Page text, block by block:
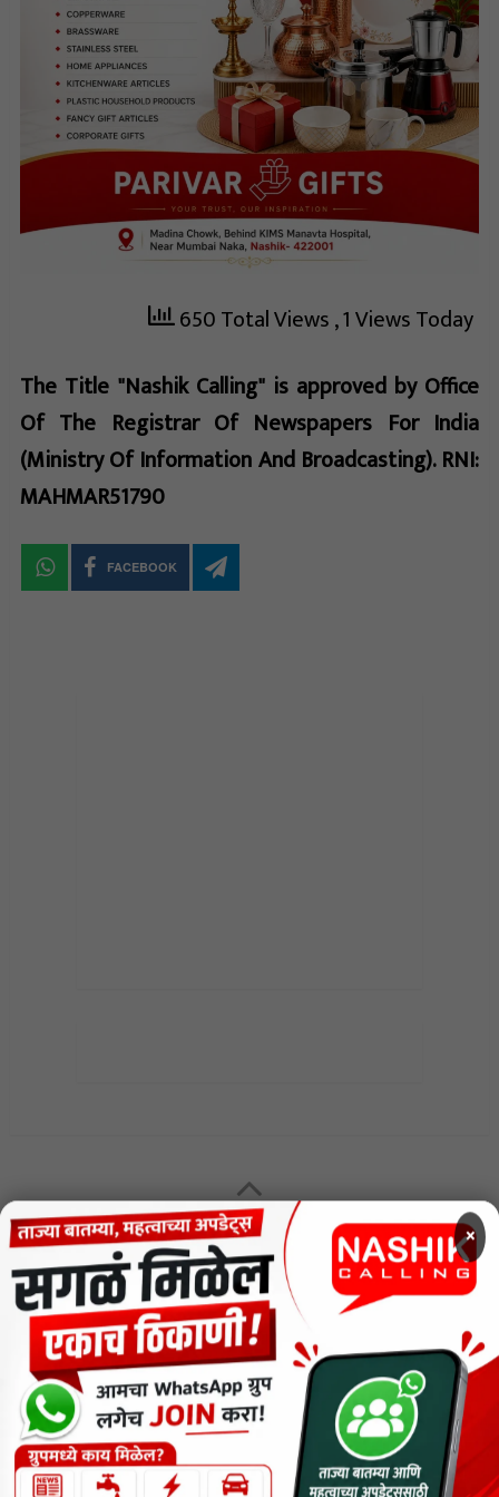
650 Total Views, 1 Views Today
The Title "Nashik Calling" is approved by Office
Of The Registrar Of Newspapers For India
(Ministry Of Information And Broadcasting). RNI:
MAHMAR51790
FACEBOOK
MENU
CODE OF ETHICS FOR DIGITAL NEWS WEBSITES
Contact Us
Privacy Policy
Short News
ThemeNcode PDF Viewer SC [Do not Delete]
×